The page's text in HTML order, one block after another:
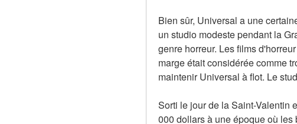
Bien sûr, Universal a une
un studio modeste pendant la
genre horreur. Les films
marge était considérée comme
maintenir Universal à flot. Le
Sorti le jour de la Saint-Valentin
000 dollars à une époque où